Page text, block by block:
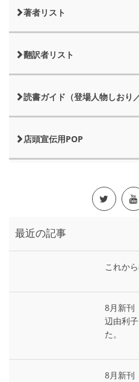
著者リスト
翻訳者リスト
読書ガイド（登場人物しおり
店頭宣伝用POP
最近の記事
これか
8月新刊
辺由利
た。
8月新刊